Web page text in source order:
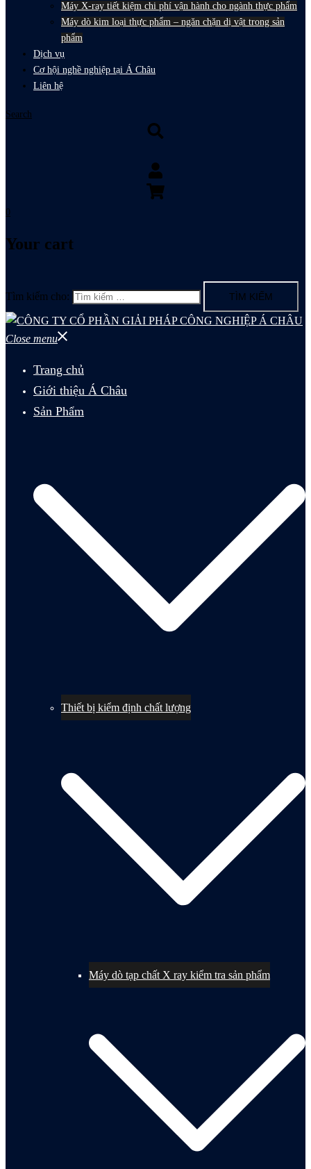
Máy X-ray tiết kiệm chi phí vận hành cho ngành thực phẩm
Máy dò kim loại thực phẩm – ngăn chặn dị vật trong sản
phẩm
Dịch vụ
Cơ hội nghề nghiệp tại Á Châu
Liên hệ
Search
0
Your cart
Tìm kiếm cho:
Close menu
Trang chủ
Giới thiệu Á Châu
Sản Phẩm
Thiết bị kiểm định chất lượng
Máy dò tạp chất X ray kiểm tra sản phẩm